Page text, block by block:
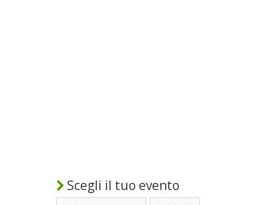
Scegli il tuo evento